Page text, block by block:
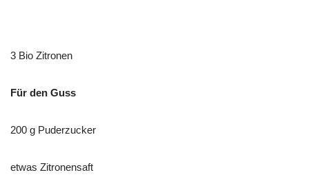
3 Bio Zitronen
Für den Guss
200 g Puderzucker
etwas Zitronensaft